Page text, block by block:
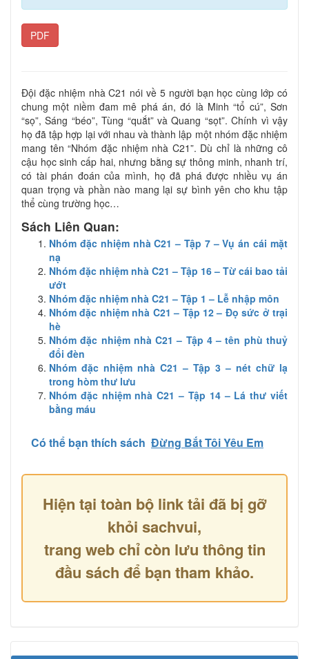
PDF
Đội đặc nhiệm nhà C21 nói về 5 người bạn học cùng lớp có
chung một niềm đam mê phá án, đó là Minh “tổ cú”, Sơn
“sọ”, Sáng “béo”, Tùng “quắt” và Quang “sọt”. Chính vì vậy
họ đã tập hợp lại với nhau và thành lập một nhóm đặc nhiệm
mang tên “Nhóm đặc nhiệm nhà C21”. Dù chỉ là những cô
cậu học sinh cấp hai, nhưng bằng sự thông minh, nhanh trí,
có tài phán đoán của mình, họ đã phá được nhiều vụ án
quan trọng và phần nào mang lại sự bình yên cho khu tập
thể cùng trường học…
Sách Liên Quan:
Nhóm đặc nhiệm nhà C21 – Tập 7 – Vụ án cái mặt
nạ
Nhóm đặc nhiệm nhà C21 – Tập 16 – Từ cái bao tải
ướt
Nhóm đặc nhiệm nhà C21 – Tập 1 – Lễ nhập môn
Nhóm đặc nhiệm nhà C21 – Tập 12 – Đọ sức ở trại
hè
Nhóm đặc nhiệm nhà C21 – Tập 4 – tên phù thuỷ
đổi đèn
Nhóm đặc nhiệm nhà C21 – Tập 3 – nét chữ lạ
trong hòm thư lưu
Nhóm đặc nhiệm nhà C21 – Tập 14 – Lá thư viết
bằng máu
Có thể bạn thích sách Đừng Bắt Tôi Yêu Em
Hiện tại toàn bộ link tải đã bị gỡ
khỏi sachvui,
trang web chỉ còn lưu thông tin
đầu sách để bạn tham khảo.